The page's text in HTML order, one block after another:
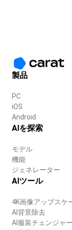
製品
PC
iOS
Android
AIを探索
モデル
機能
ジェネレーター
AIツール
4K画像アップスケ
AI背景除去
AI服装チェンジャー